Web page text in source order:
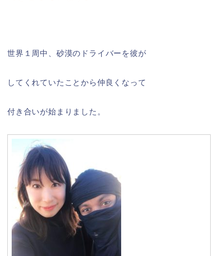
世界１周中、砂漠のドライバーを彼が
してくれていたことから仲良くなって
付き合いが始まりました。